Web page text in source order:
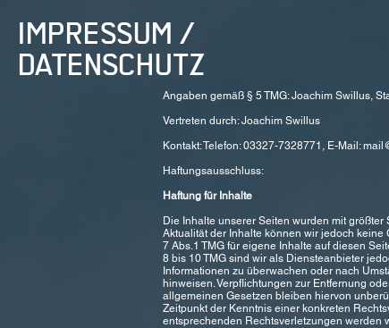
IMPRESSUM /
DATENSCHUTZ
Angaben gemäß § 5 TMG: Joachim Swillus,
Vertreten durch: Joachim Swillus
Kontakt: Telefon: 03327-7328771, E-Mail:
Haftungsausschluss:
Haftung für Inhalte
Die Inhalte unserer Seiten wurden mit
Aktualität der Inhalte können wir jedoch
7 Abs.1 TMG für eigene Inhalte auf diesen
8 bis 10 TMG sind wir als Diensteanbieter
Informationen zu überwachen oder nach
hinweisen. Verpflichtungen zur Entfernung
allgemeinen Gesetzen bleiben hiervon
Zeitpunkt der Kenntnis einer konkreten
entsprechenden Rechtsverletzungen werden